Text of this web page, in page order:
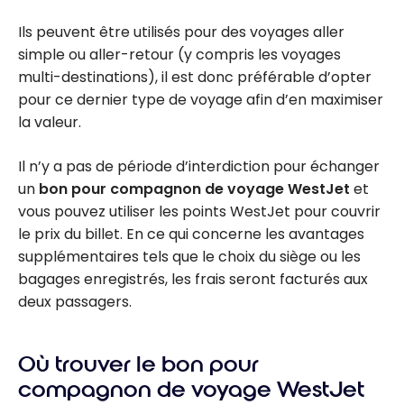
Ils peuvent être utilisés pour des voyages aller
simple ou aller-retour (y compris les voyages
multi-destinations), il est donc préférable d’opter
pour ce dernier type de voyage afin d’en maximiser
la valeur.
Il n’y a pas de période d’interdiction pour échanger
un bon pour compagnon de voyage WestJet et
vous pouvez utiliser les points WestJet pour couvrir
le prix du billet. En ce qui concerne les avantages
supplémentaires tels que le choix du siège ou les
bagages enregistrés, les frais seront facturés aux
deux passagers.
Où trouver le bon pour
compagnon de voyage WestJet